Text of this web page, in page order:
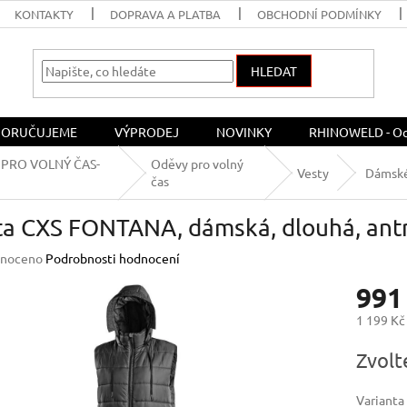
KONTAKTY DOPRAVA A PLATBA OBCHODNÍ PODMÍNKY
HLEDAT
VÝPRODEJ NOVINKY RHINOWELD -
VOLNÝ ČAS-
Oděvy pro volný
čas
Vesty
CXS FONTANA, dámská, dlouhá,
Podrobnosti hodnocení
1 199
cena:
Varianta